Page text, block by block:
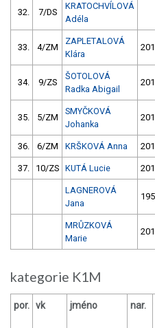
32. 7/DS
KRATOCHVÍLOVÁ
Adéla
33. 4/ZM
ZAPLETALOVÁ
Klára
34. 9/ZS
ŠOTOLOVÁ
Radka Abigail
35. 5/ZM
SMYČKOVÁ
Johanka
36. 6/ZM KRŠKOVÁ Anna
37. 10/ZS KUTÁ Lucie
LAGNEROVÁ
Jana
MRŮZKOVÁ
Marie
kategorie K1M
por. vk jméno nar.